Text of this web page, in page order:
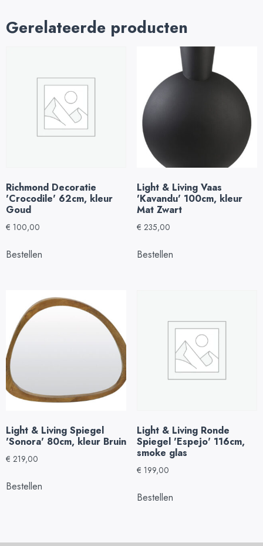
Gerelateerde producten
Richmond Decoratie
'Crocodile' 62cm, kleur
Goud
€ 100,00
Bestellen
Light & Living Vaas
'Kavandu' 100cm, kleur
Mat Zwart
€ 235,00
Bestellen
Light & Living Spiegel
'Sonora' 80cm, kleur Bruin
€ 219,00
Bestellen
Light & Living Ronde
Spiegel 'Espejo' 116cm,
smoke glas
€ 199,00
Bestellen